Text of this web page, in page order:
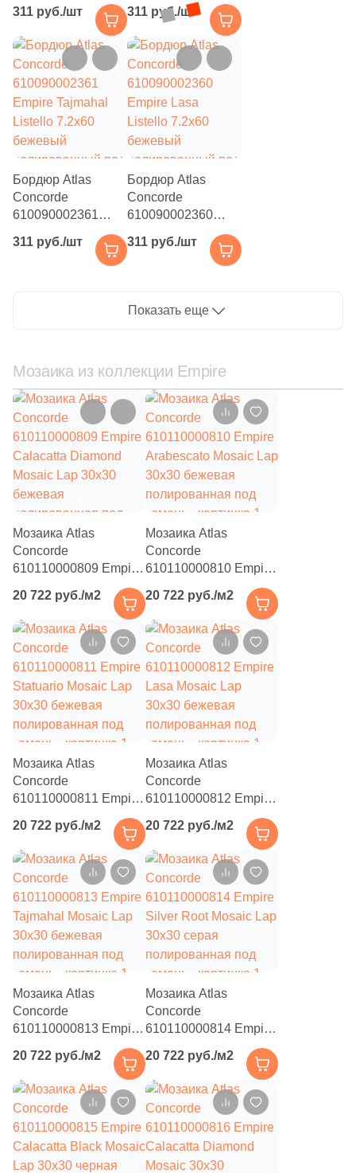
Black Listello
7.2x60 черный
полированный под
камень
311 руб./шт
Listello 7.2x60
серый
полированный под
камень
311 руб./шт
Бордюр Atlas
Concorde
610090002361
Empire Tajmahal
Listello 7.2x60
311 руб./шт
Бордюр Atlas
Concorde
610090002360
Listello 7.2x60
камень
311 руб./шт
Показать еще
Мозаика из коллекции Empire
Мозаика Atlas
Concorde
610110000809 Empire
Mosaic Lap 30x30
бежевая
полированная под
камень
20 722 руб./м2
Мозаика Atlas
Concorde
610110000810 Empire
Arabescato Mosaic Lap
30x30 бежевая
полированная под
20 722 руб./м2
Мозаика Atlas
Concorde
610110000811 Empire
Statuario Mosaic Lap
30x30 бежевая
полированная под
20 722 руб./м2
Мозаика Atlas
Concorde
610110000812 Empire
30x30 бежевая
полированная под
20 722 руб./м2
Мозаика Atlas
Concorde
610110000813 Empire
Tajmahal Mosaic Lap
30x30 бежевая
полированная под
20 722 руб./м2
Мозаика Atlas
Concorde
610110000814 Empire
Silver Root Mosaic Lap
30x30 серая
полированная под
20 722 руб./м2